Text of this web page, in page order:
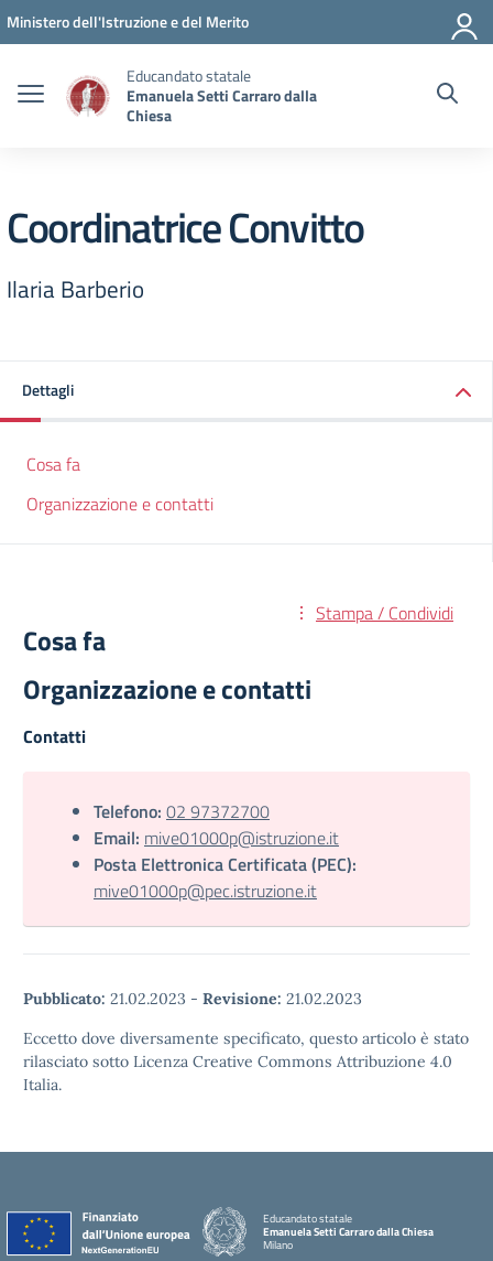
Vai ai contenuti
Vai al menu di navigazione
Vai al footer
Ministero dell'Istruzione e del Merito
Educandato statale
Emanuela Setti Carraro dalla
Chiesa
Coordinatrice Convitto
Ilaria Barberio
Dettagli
Cosa fa
Organizzazione e contatti
Stampa / Condividi
Cosa fa
Organizzazione e contatti
Contatti
Telefono: 02 97372700
Email: mive01000p@istruzione.it
Posta Elettronica Certificata (PEC):
mive01000p@pec.istruzione.it
Pubblicato: 21.02.2023 - Revisione: 21.02.2023
Eccetto dove diversamente specificato, questo articolo è stato
rilasciato sotto Licenza Creative Commons Attribuzione 4.0
Italia.
Educandato statale
Emanuela Setti Carraro dalla Chiesa
Milano